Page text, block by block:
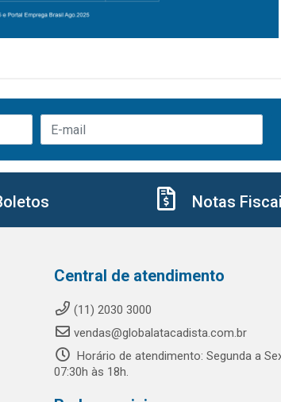
Notas
Central de atendimento
(11) 2030 3000
vendas@globalatacadista.com.br
Horário de atendimento: Segunda a
07:30h às 18h.